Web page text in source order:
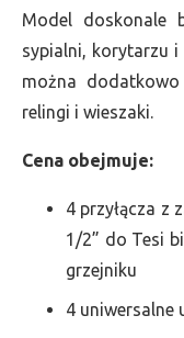
Model doskonale
sypialni, korytarzu i
można
relingi i wieszaki.
Cena obejmuje:
4 przyłącza z
1/2” do Tesi
grzejniku
4 uniwersalne